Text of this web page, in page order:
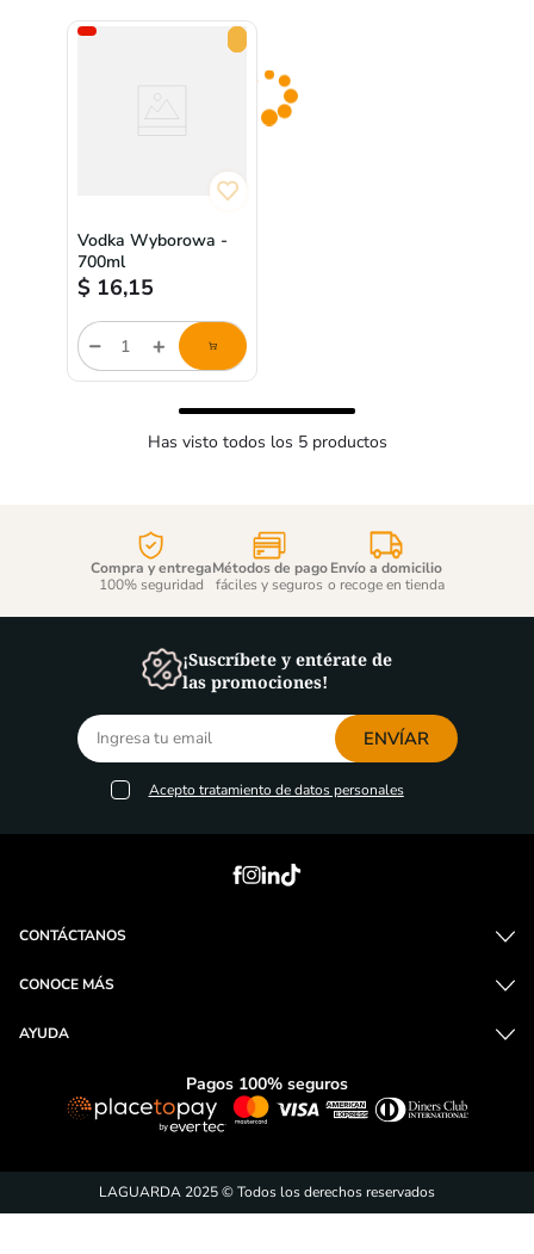
Vodka Wyborowa -
700ml
$ 16,15
Cantidad
de
producto
Has visto todos los 5productos
Compra y entrega
100% seguridad
Métodos de pago
fáciles y seguros
Envío a domicilio
o recoge en tienda
¡Suscríbete y entérate de
las promociones!
ENVÍAR
Acepto tratamiento de datos personales
CONTÁCTANOS
CONOCE MÁS
AYUDA
Pagos 100% seguros
LAGUARDA 2025 © Todos los derechos reservados